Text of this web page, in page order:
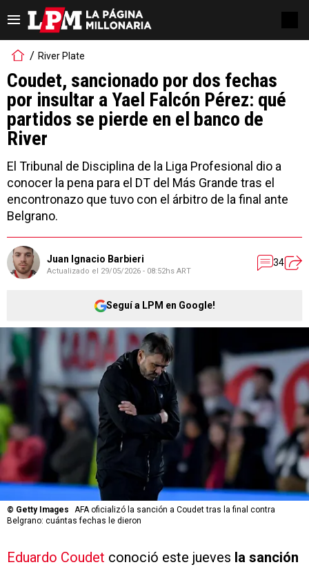
River Plate
Coudet, sancionado por dos fechas
por insultar a Yael Falcón Pérez: qué
partidos se pierde en el banco de
River
El Tribunal de Disciplina de la Liga Profesional dio a
conocer la pena para el DT del Más Grande tras el
encontronazo que tuvo con el árbitro de la final ante
Belgrano.
Juan Ignacio Barbieri
Actualizado el 29/05/2026 - 08:52hs ART
34
Seguí a LPM en Google!
© Getty Images
AFA oficializó la sanción a Coudet tras la final contra
Belgrano: cuántas fechas le dieron
Eduardo Coudet conoció este jueves la sanción